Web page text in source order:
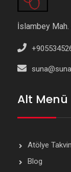
İslambey
Alt Menü
Atölye
Blog